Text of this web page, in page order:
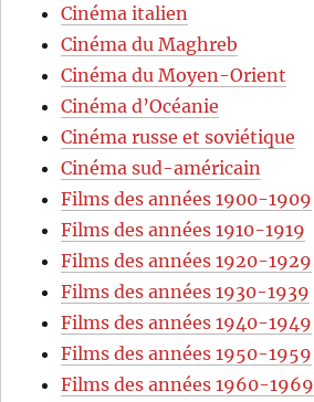
Cinéma italien
Cinéma du Maghreb
Cinéma du Moyen-Orient
Cinéma d’Océanie
Cinéma russe et soviétique
Cinéma sud-américain
Films des années 1900-1909
Films des années 1910-1919
Films des années 1920-1929
Films des années 1930-1939
Films des années 1940-1949
Films des années 1950-1959
Films des années 1960-1969